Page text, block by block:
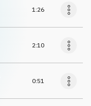
1:26
2:10
0:51